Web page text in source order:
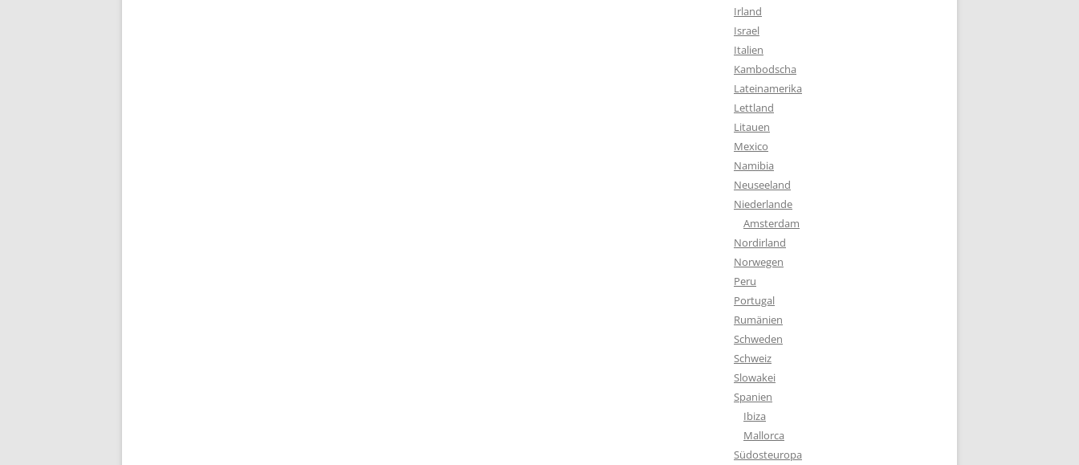
Irland
Israel
Italien
Kambodscha
Lateinamerika
Lettland
Litauen
Mexico
Namibia
Neuseeland
Niederlande
Amsterdam
Nordirland
Norwegen
Peru
Portugal
Rumänien
Schweden
Schweiz
Slowakei
Spanien
Ibiza
Mallorca
Südosteuropa